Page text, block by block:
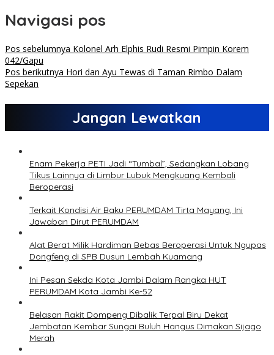
Navigasi pos
Pos sebelumnya Kolonel Arh Elphis Rudi Resmi Pimpin Korem
042/Gapu
Pos berikutnya Hori dan Ayu Tewas di Taman Rimbo Dalam
Sepekan
Jangan Lewatkan
Enam Pekerja PETI Jadi “Tumbal”, Sedangkan Lobang
Tikus Lainnya di Limbur Lubuk Mengkuang Kembali
Beroperasi
Terkait Kondisi Air Baku PERUMDAM Tirta Mayang, Ini
Jawaban Dirut PERUMDAM
Alat Berat Milik Hardiman Bebas Beroperasi Untuk Ngupas
Dongfeng di SPB Dusun Lembah Kuamang
Ini Pesan Sekda Kota Jambi Dalam Rangka HUT
PERUMDAM Kota Jambi Ke-52
Belasan Rakit Dompeng Dibalik Terpal Biru Dekat
Jembatan Kembar Sungai Buluh Hangus Dimakan Sijago
Merah